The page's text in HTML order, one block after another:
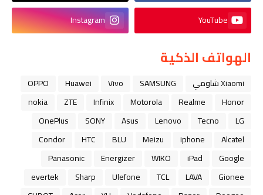
YouTube
Instagram
الهواتف الذكية
Xiaomi شاومي SAMSUNG
Vivo
Huawei
OPPO
Honor
Realme
Motorola
Infinix
ZTE
nokia
LG
Tecno
Lenovo
Asus
SONY
OnePlus
Alcatel
iphone
Meizu
BLU
HTC
Condor
Google
iPad
WIKO
Energizer
Panasonic
Gionee
LAVA
TCL
Ulefone
Sharp
evertek